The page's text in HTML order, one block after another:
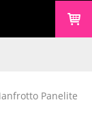
Panelite